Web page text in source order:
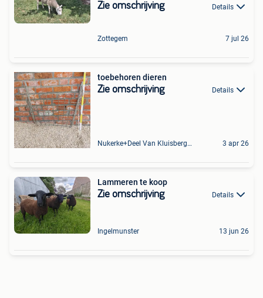
Zie omschrijving Details
Zottegem 7 jul 26
toebehoren dieren
Zie omschrijving Details
Nukerke+Deel Van Kluisbergen 3 apr 26
Lammeren te koop
Zie omschrijving Details
Ingelmunster 13 jun 26